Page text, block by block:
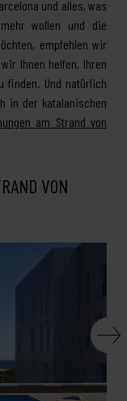
und alles, was
wollen und die
empfehlen wir
Ihnen helfen, Ihren
finden. Und natürlich
in der katalanischen
am Strand von
VON